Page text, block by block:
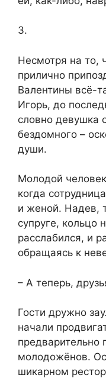
3.
Несмотря на то,
прилично
Валентины всё-
Игорь, до
словно девушка
бездомного –
души.
Молодой
когда
и женой. Надев,
супруге, кольцо
расслабился, и
обращаясь к
– А теперь,
Гости дружно
начали
предварительно
молодожёнов.
шикарном